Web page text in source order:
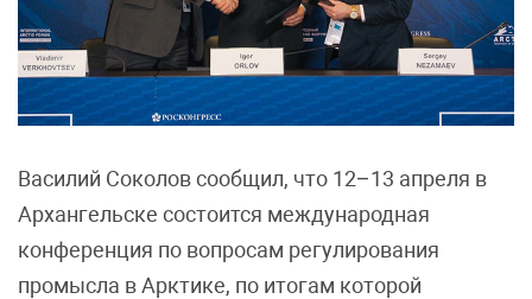
Василий Соколов сообщил, что 12–13 апреля в
Архангельске состоится международная
конференция по вопросам регулирования
промысла в Арктике, по итогам которой